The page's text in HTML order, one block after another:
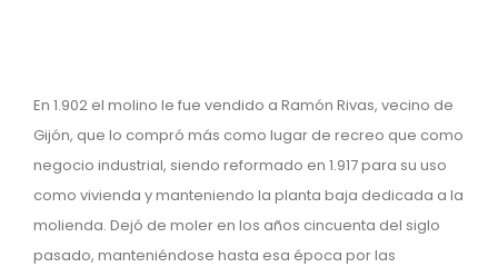
En 1.902 el molino le fue vendido a Ramón Rivas, vecino de
Gijón, que lo compró más como lugar de recreo que como
negocio industrial, siendo reformado en 1.917 para su uso
como vivienda y manteniendo la planta baja dedicada a la
molienda. Dejó de moler en los años cincuenta del siglo
pasado, manteniéndose hasta esa época por las